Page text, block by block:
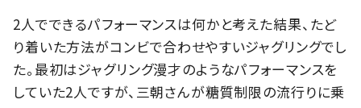
2人でできるパフォーマンスは何かと考えた結果、たど
り着いた方法がコンビで合わせやすいジャグリングでし
た。最初はジャグリング漫才のようなパフォーマンスを
していた2人ですが、三朝さんが糖質制限の流行りに乗